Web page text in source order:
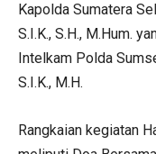
Kapolda Sumatera
S.I.K., S.H., M.Hum.
Intelkam Polda
S.I.K., M.H.
Rangkaian kegiatan